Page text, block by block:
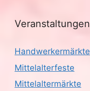
Veranstaltungen
Handwerkermärkte
Mittelalterfeste
Mittelaltermärkte